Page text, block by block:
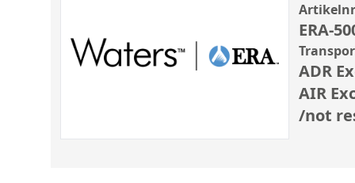
ERA-
ADR
AIR
/not